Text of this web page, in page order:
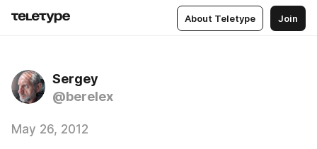
About Teletype Join
Sergey
@berelex
May 26, 2012